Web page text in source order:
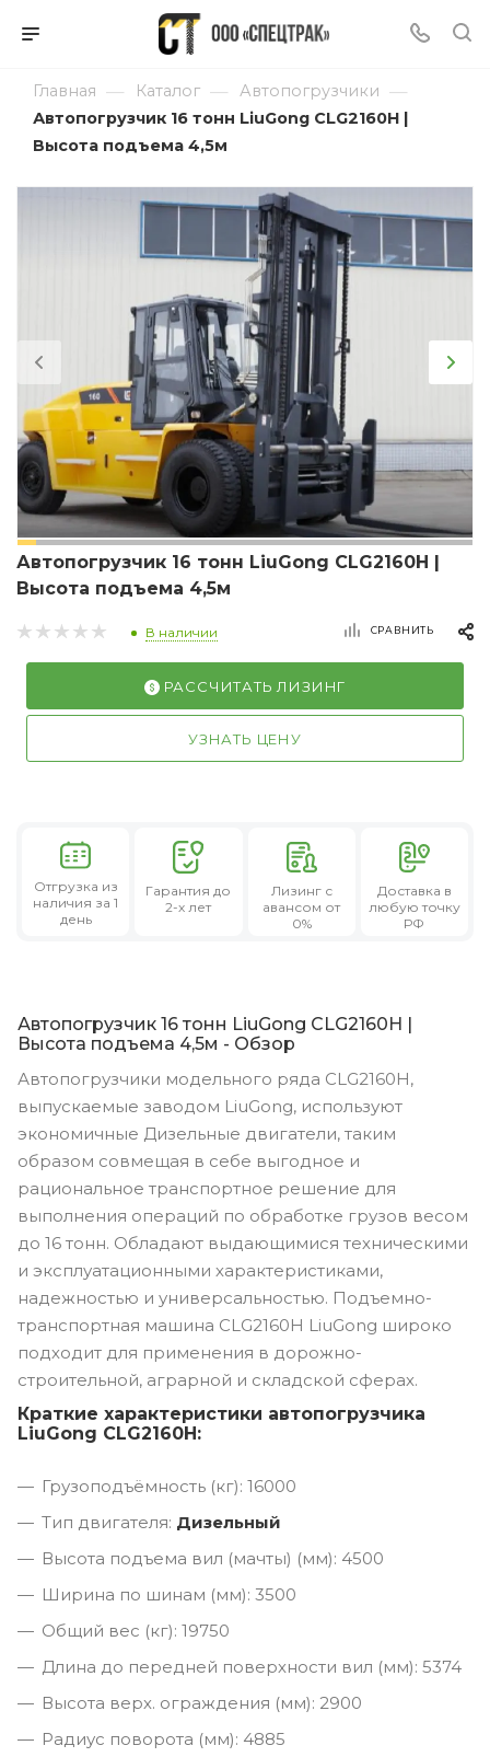
Главная — Каталог — Автопогрузчики —
Автопогрузчик 16 тонн LiuGong CLG2160H |
Высота подъема 4,5м
Автопогрузчик 16 тонн LiuGong CLG2160H |
Высота подъема 4,5м
В наличии СРАВНИТЬ
РАССЧИТАТЬ ЛИЗИНГ
УЗНАТЬ ЦЕНУ
Отгрузка из
наличия за 1
день
Гарантия до
2-х лет
Лизингс
авансом от
0%
Доставка в
любую точку
РФ
Автопогрузчик 16 тонн LiuGong CLG2160H |
Высота подъема 4,5м - Обзор
Автопогрузчики модельного ряда CLG2160H,
выпускаемые заводом LiuGong, используют
экономичные Дизельные двигатели, таким
образом совмещая в себе выгодное и
рациональное транспортное решение для
выполнения операций по обработке грузов весом
до 16 тонн. Обладают выдающимися техническими
и эксплуатационными характеристиками,
надежностью и универсальностью. Подъемно-
транспортная машина CLG2160H LiuGong широко
подходит для применения в дорожно-
строительной, аграрной и складской сферах.
Краткие характеристики автопогрузчика
LiuGong CLG2160H:
Грузоподъёмность (кг): 16000
Тип двигателя: Дизельный
Высота подъема вил (мачты) (мм): 4500
Ширина по шинам (мм): 3500
Общий вес (кг): 19750
Длина до передней поверхности вил (мм): 5374
Высота верх. ограждения (мм): 2900
Радиус поворота (мм): 4885